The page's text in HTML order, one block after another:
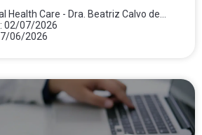
Health Care - Dra. Beatriz Calvo de
02/07/2026
06/2026